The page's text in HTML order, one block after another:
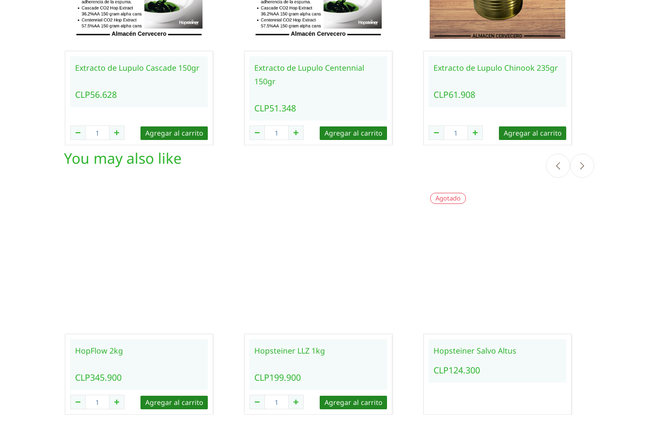
Extracto de Lupulo Cascade 150gr
CLP56.628
Agregar al carrito
Extracto de Lupulo Centennial
150gr
CLP51.348
Agregar al carrito
Extracto de Lupulo Chinook 235gr
CLP61.908
Agregar al carrito
You may also like
HopFlow 2kg
CLP345.900
Agregar al carrito
Hopsteiner LLZ 1kg
CLP199.900
Agregar al carrito
Agotado
Hopsteiner Salvo Altus
CLP124.300